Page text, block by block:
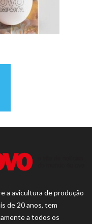
a avicultura de produção
de 20 anos, tem
a todos os